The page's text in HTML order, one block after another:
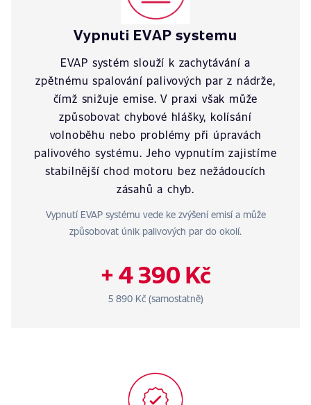
Vypnuti EVAP systemu
EVAP systém slouží k zachytávání a
zpětnému spalování palivových par z nádrže,
čímž snižuje emise. V praxi však může
způsobovat chybové hlášky, kolísání
volnoběhu nebo problémy při úpravách
palivového systému. Jeho vypnutím zajistíme
stabilnější chod motoru bez nežádoucích
zásahů a chyb.
Vypnutí EVAP systému vede ke zvýšení emisí a může
způsobovat únik palivových par do okolí.
+ 4 390 Kč
5 890 Kč (samostatně)